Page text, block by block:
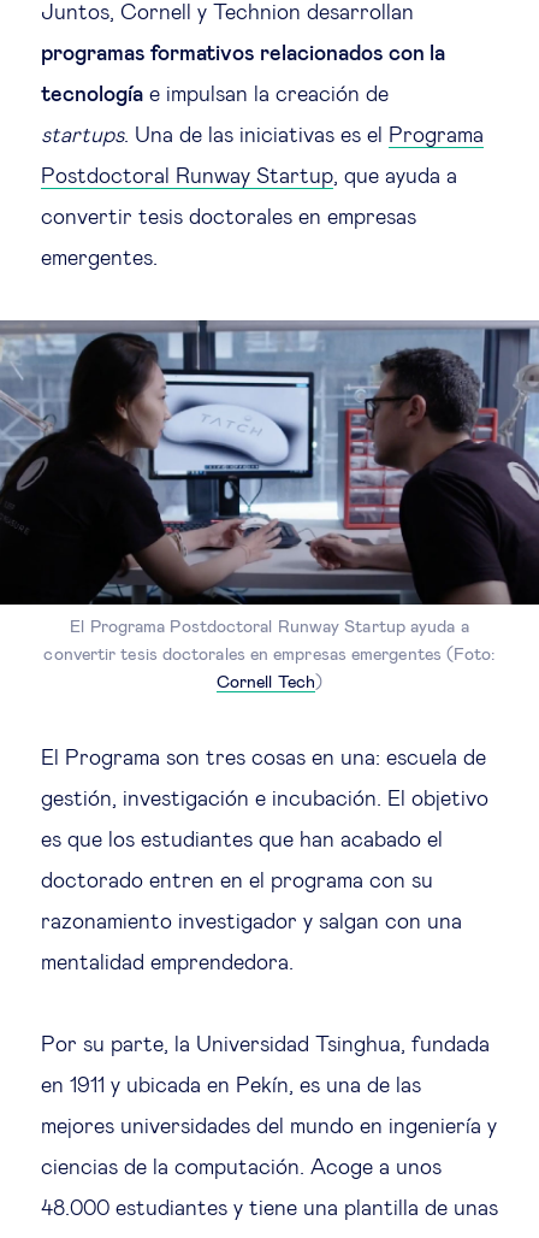
Juntos, Cornell y Technion desarrollan
programas formativos relacionados con la
tecnología e impulsan la creación de
startups. Una de las iniciativas es el
Programa
Postdoctoral Runway Startup, que ayuda a
convertir tesis doctorales en empresas
emergentes.
El Programa Postdoctoral Runway Startup ayuda a
convertir tesis doctorales en empresas emergentes (Foto:
Cornell Tech )
El Programa son tres cosas en una: escuela de
gestión, investigación e incubación. El objetivo
es que los estudiantes que han acabado el
doctorado entren en el programa con su
razonamiento investigador y salgan con una
mentalidad emprendedora.
Por su parte, la Universidad Tsinghua, fundada
en 1911 y ubicada en Pekín, es una de las
mejores universidades del mundo en ingeniería y
ciencias de la computación. Acoge a unos
48.000 estudiantes y tiene una plantilla de unas